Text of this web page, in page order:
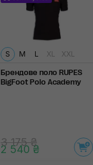
S M L XL XXL
Брендове поло RUPES
BigFoot Polo Academy
3 175 ₴
2 540 ₴